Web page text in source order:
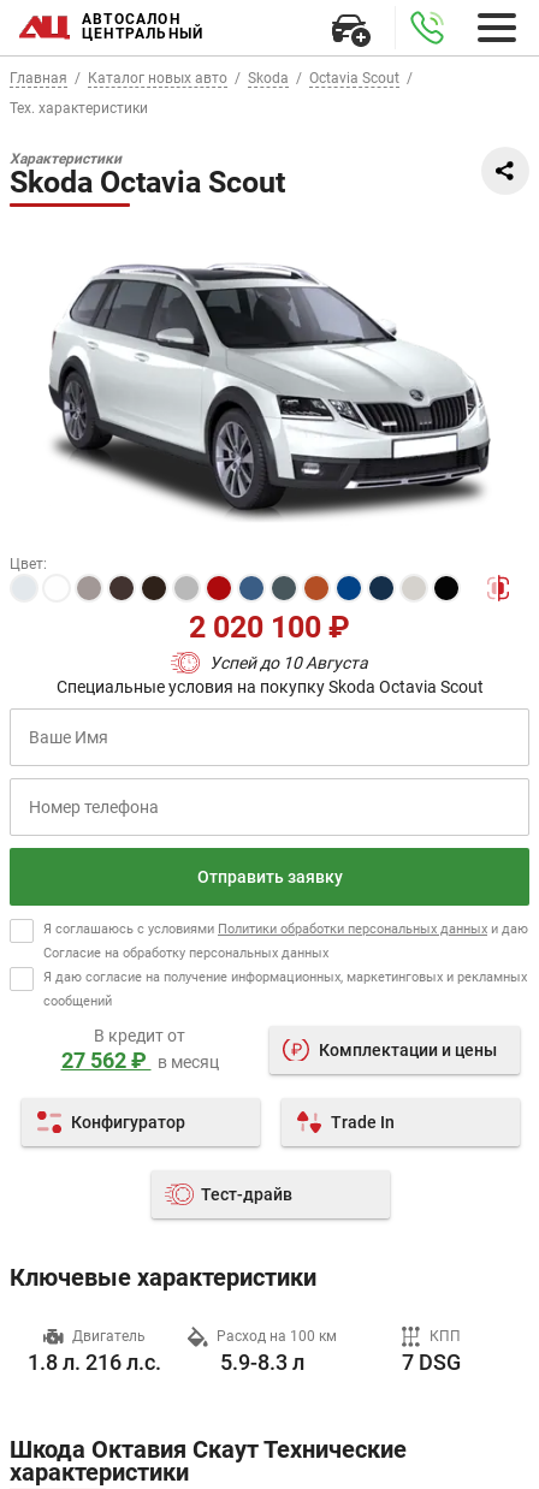
АВТОСАЛОН
ЦЕНТРАЛЬНЫЙ
Главная Каталог новых авто Skoda
Octavia Scout
Тех. характеристики
Характеристики
Skoda Octavia Scout
Цвет:
Успей до 10 Августа
2 020 100 ₽
Специальные условия на покупку Skoda Octavia Scout
Отправить заявку
Я соглашаюсь с условиями Политики обработки персональных данных и даю
Согласие на обработку персональных данных
Я даю согласие на получение информационных, маркетинговых и рекламных
сообщений
Комплектации и цены
Конфигуратор Trade In
Тест-драйв
В кредит от
27 562 ₽ в месяц
Ключевые характеристики
Двигатель
1.8 л. 216 л.с.
Расход на 100 км
5.9-8.3 л
КПП
7 DSG
Шкода Октавия Скаут Технические
характеристики